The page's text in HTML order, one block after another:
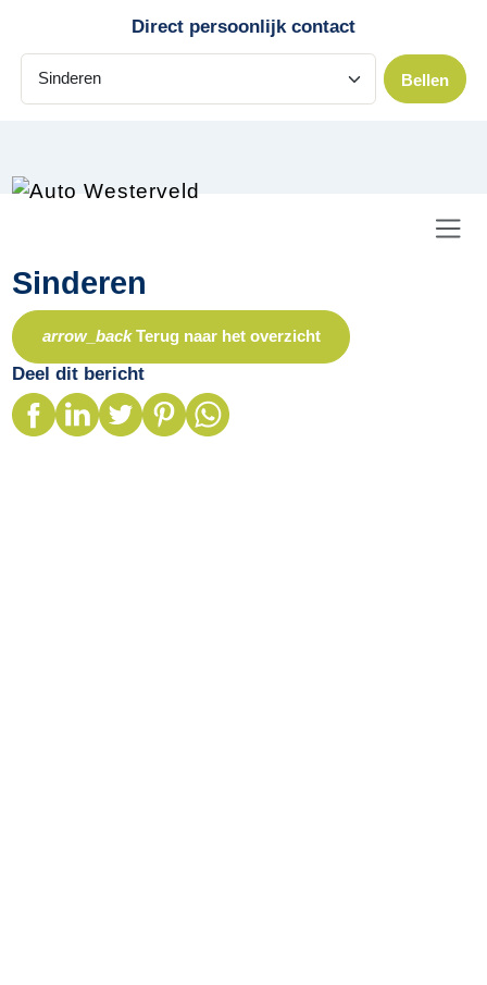
Direct persoonlijk contact
Bellen
Sinderen
arrow_backTerug naar het overzicht
Deel dit bericht